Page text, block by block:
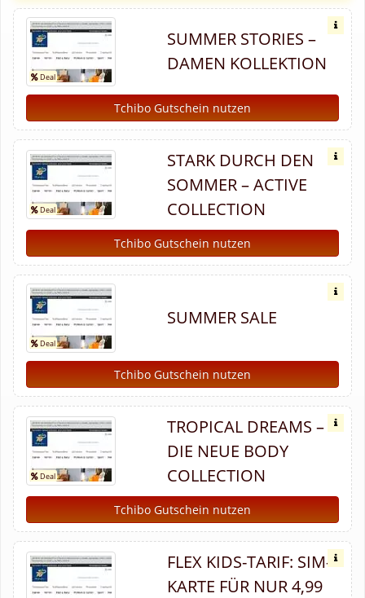
SUMMER STORIES –
DAMEN KOLLEKTION
Tchibo Gutschein nutzen
STARK DURCH DEN
SOMMER – ACTIVE
COLLECTION
Tchibo Gutschein nutzen
SUMMER SALE
Tchibo Gutschein nutzen
TROPICAL DREAMS –
DIE NEUE BODY
COLLECTION
Tchibo Gutschein nutzen
FLEX KIDS-TARIF: SIM-
KARTE FÜR NUR 4,99